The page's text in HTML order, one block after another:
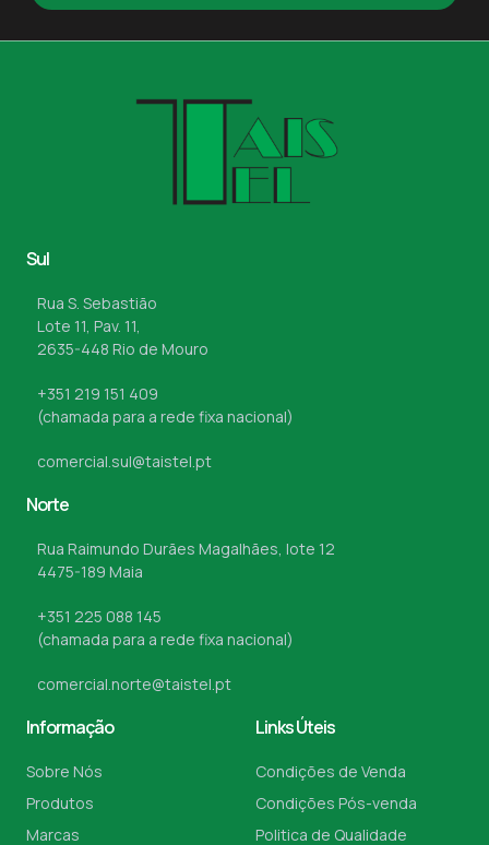
Sul
Rua S. Sebastião
Lote 11, Pav. 11,
2635-448 Rio de Mouro
+351 219 151 409
(chamada para a rede fixa nacional)
comercial.sul@taistel.pt
Norte
Rua Raimundo Durães Magalhães, lote 12
4475-189 Maia
+351 225 088 145
(chamada para a rede fixa nacional)
comercial.norte@taistel.pt
Informação
Sobre Nós
Produtos
Marcas
Links Úteis
Condições de Venda
Condições Pós-venda
Politica de Qualidade